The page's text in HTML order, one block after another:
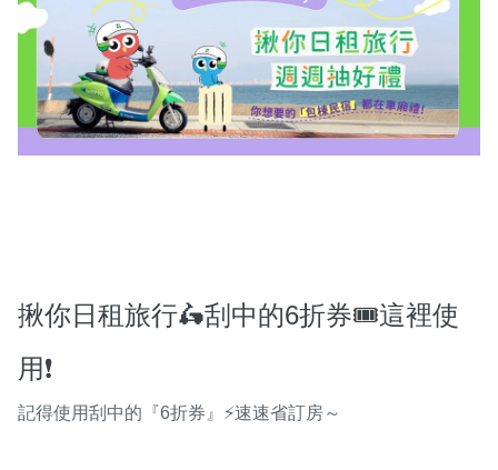
揪你日租旅行🛵刮中的6折券🎟️這裡使
用❗️
記得使用刮中的『6折券』⚡速速省訂房～